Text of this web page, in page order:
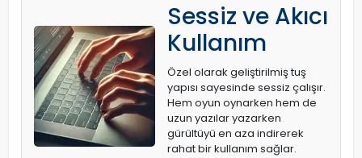
Sessiz ve Akıcı
Kullanım
Özel olarak geliştirilmiş tuş
yapısı sayesinde sessiz çalışır.
Hem oyun oynarken hem de
uzun yazılar yazarken
gürültüyü en aza indirerek
rahat bir kullanım sağlar.